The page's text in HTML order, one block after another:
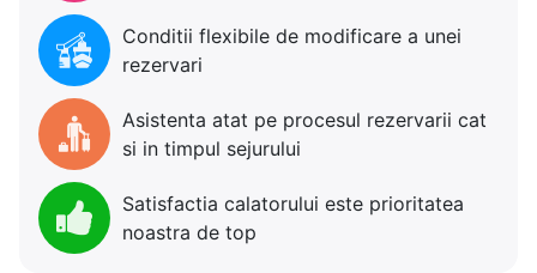
Conditii flexibile de modificare a unei
rezervari
Asistenta atat pe procesul rezervarii cat
si in timpul sejurului
Satisfactia calatorului este prioritatea
noastra de top